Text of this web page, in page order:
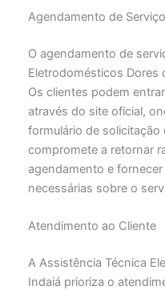
Agendamento de
O agendamento de
Eletrodomésticos Dores
Os clientes podem
através do site oficial,
formulário de
compromete a retornar
agendamento e
necessárias sobre o
Atendimento ao Cliente
A Assistência Técnica
Indaiá prioriza o